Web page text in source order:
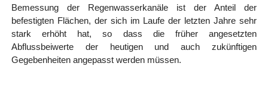
Bemessung der Regenwasserkanäle ist der Anteil der
befestigten Flächen, der sich im Laufe der letzten Jahre sehr
stark erhöht hat, so dass die früher angesetzten
Abflussbeiwerte der heutigen und auch zukünftigen
Gegebenheiten angepasst werden müssen.